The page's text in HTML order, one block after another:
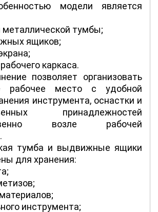
модели является
металлической тумбы;
ящиков;
каркаса.
позволяет организовать
рабочее место с удобной
инструмента, оснастки и
принадлежностей
возле рабочей
тумба и выдвижные ящики
для хранения:
инструмента;